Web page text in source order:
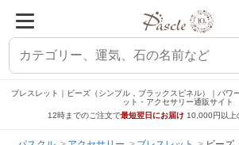
ブレスレット｜ビーズ（シンプル，ブラックスピネル）｜パワ
ット・アクセサリー通販サイト
12時までのご注文で最短翌日にお届け 10,000円以上